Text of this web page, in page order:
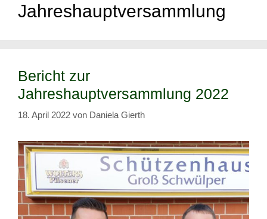
Jahreshauptversammlung
Bericht zur
Jahreshauptversammlung 2022
18. April 2022 von Daniela Gierth